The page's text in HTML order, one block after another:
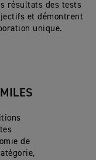
résultats des tests
et démontrent
unique.
de